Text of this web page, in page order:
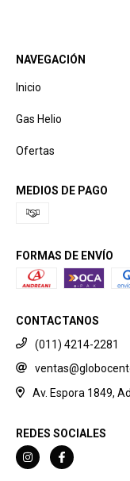
NAVEGACIÓN
Inicio
Gas Helio
Ofertas
MEDIOS DE PAGO
FORMAS DE ENVÍO
CONTACTANOS
(011) 4214-2281
Av. Espora 1849,
REDES SOCIALES